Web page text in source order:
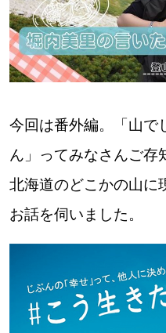
北海道で暮ら
明日への”き
【札幌のお気に入りを見
【道央のお気に入りを見
【道東のお気に入りを見
今回は番外編。「山で
ん」ってみなさんご存
北海道のどこかの山に
お話を伺いました。